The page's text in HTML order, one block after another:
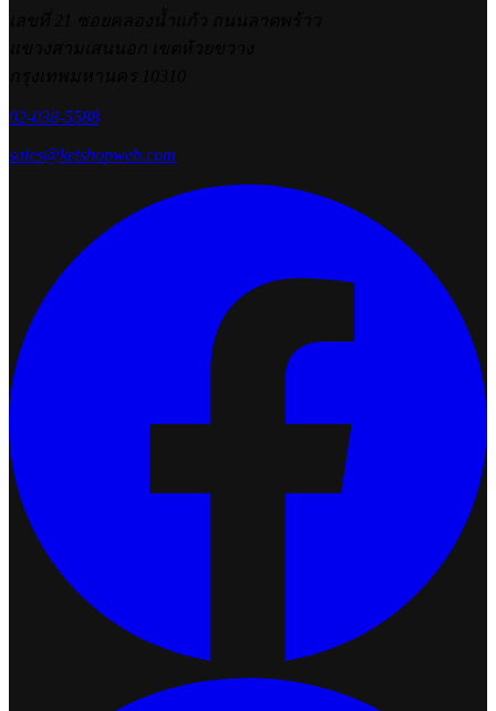
02-038-5588
sales@ketshopweb.com